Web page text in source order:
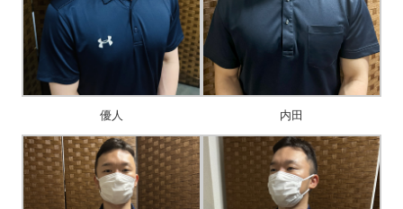
優人 内田